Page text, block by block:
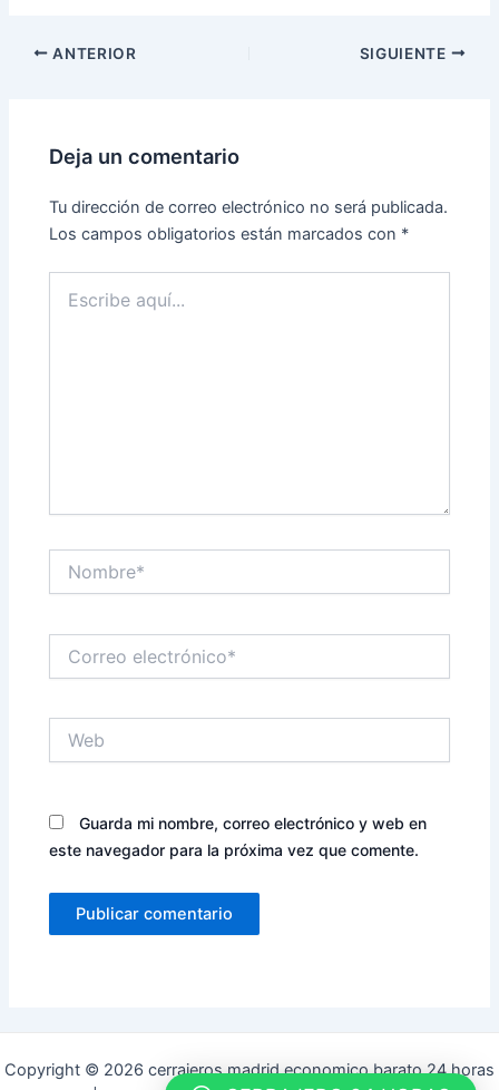
ANTERIOR SIGUIENTE
Deja un comentario
Tu dirección de correo electrónico no será publicada.
Los campos obligatorios están marcados con *
aquí...
electrónico*
Guarda mi nombre, correo electrónico y web en
este navegador para la próxima vez que comente.
Copyright © 2026 cerrajeros madrid economico barato 24 horas